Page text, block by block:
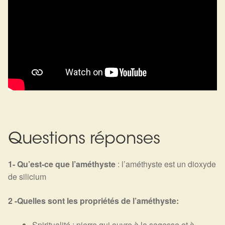
Questions réponses
1- Qu’est-ce que l’améthyste : l’améthyste est un dioxyde
de silicium
2 -Quelles sont les propriétés de l’améthyste: